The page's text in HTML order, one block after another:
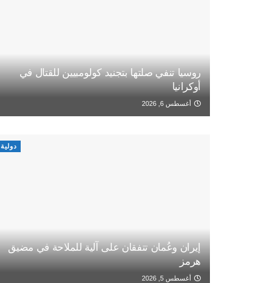
روسيا تنفي صلتها بتجنيد كولومبيين للقتال في
أوكرانيا
أغسطس 6, 2026
دولية
إيران وعُمان تتفقان على آلية للملاحة في مضيق
هرمز
أغسطس 5, 2026